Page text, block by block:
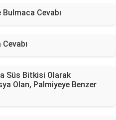
Cevabı
Süs Bitkisi Olarak
Olan, Palmiyeye Benzer